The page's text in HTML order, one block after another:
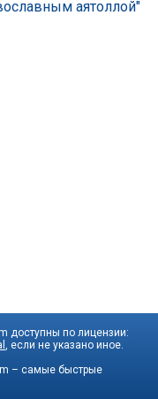
аятоллой"
доступны по лицензии:
, если не указано иное.
– самые быстрые